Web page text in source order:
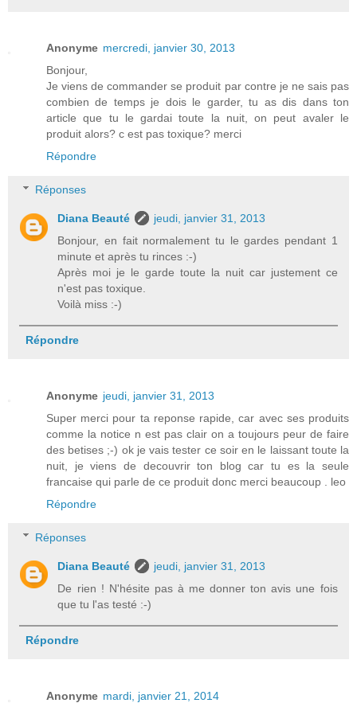
Anonyme mercredi, janvier 30, 2013
Bonjour,
Je viens de commander se produit par contre je ne sais pas
combien de temps je dois le garder, tu as dis dans ton
article que tu le gardai toute la nuit, on peut avaler le
produit alors? c est pas toxique? merci
Répondre
Réponses
Diana Beauté
jeudi, janvier 31, 2013
Bonjour, en fait normalement tu le gardes pendant 1
minute et après tu rinces :-)
Après moi je le garde toute la nuit car justement ce
n'est pas toxique.
Voilà miss :-)
Répondre
Anonyme jeudi, janvier 31, 2013
Super merci pour ta reponse rapide, car avec ses produits
comme la notice n est pas clair on a toujours peur de faire
des betises ;-) ok je vais tester ce soir en le laissant toute la
nuit, je viens de decouvrir ton blog car tu es la seule
francaise qui parle de ce produit donc merci beaucoup . leo
Répondre
Réponses
Diana Beauté
jeudi, janvier 31, 2013
De rien ! N'hésite pas à me donner ton avis une fois
que tu l'as testé :-)
Répondre
Anonyme mardi, janvier 21, 2014